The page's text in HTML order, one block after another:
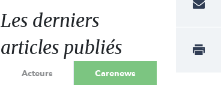
Les derniers
articles publiés
Acteurs Carenews